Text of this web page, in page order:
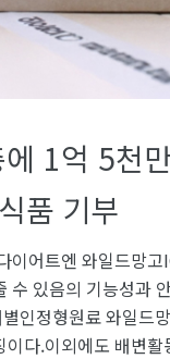
1억 5천
품 기부
이어트엔 와일드망
수 있음의 기능성과
인정형원료 와일드
이다.이외에도 배변활